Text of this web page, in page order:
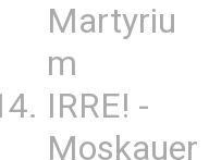
Martyriu
m
IRRE! -
Moskauer